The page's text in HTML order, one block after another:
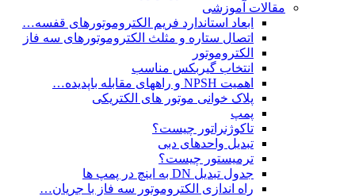
مقالات آموزشی
ابعاد استاندارد فریم الکتروموتورهای قفسه…
اتصال ستاره و مثلث الکتروموتورهای سه فاز
الکتروموتور
انتخاب گیربکس مناسب
اهمیت NPSH و راههای مقابله باپدیده…
پلاک خوانی موتور های الکتریکی
پمپ
تاکوژنراتور چیست؟
تبدیل واحدهای دبی
ترمیستور چیست؟
جدول تبدیل DN به اینچ در پمپ ها
راه اندازی الکتروموتور سه فاز با جریان…